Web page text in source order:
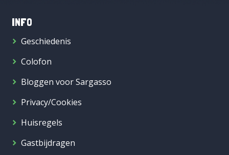
INFO
Geschiedenis
Colofon
Bloggen voor Sargasso
Privacy/Cookies
Huisregels
Gastbijdragen